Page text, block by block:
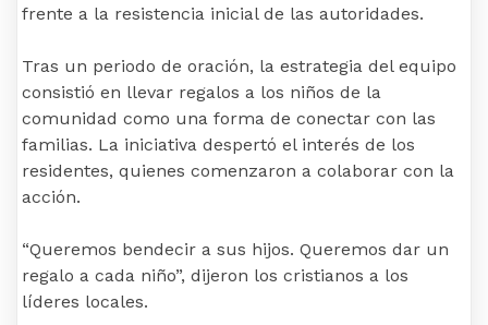
frente a la resistencia inicial de las autoridades.
Tras un periodo de oración, la estrategia del equipo
consistió en llevar regalos a los niños de la
comunidad como una forma de conectar con las
familias. La iniciativa despertó el interés de los
residentes, quienes comenzaron a colaborar con la
acción.
“Queremos bendecir a sus hijos. Queremos dar un
regalo a cada niño”, dijeron los cristianos a los
líderes locales.